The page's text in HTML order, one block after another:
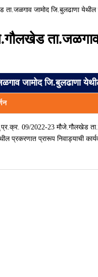
जामोद जि.बुलढाणा येथील
ता.जळगाव
जामोद जि.बुलढाणा येथील
09/2022-23 मौजे.गौलखेड
प्रकरणात प्रारूप निवाड्याची